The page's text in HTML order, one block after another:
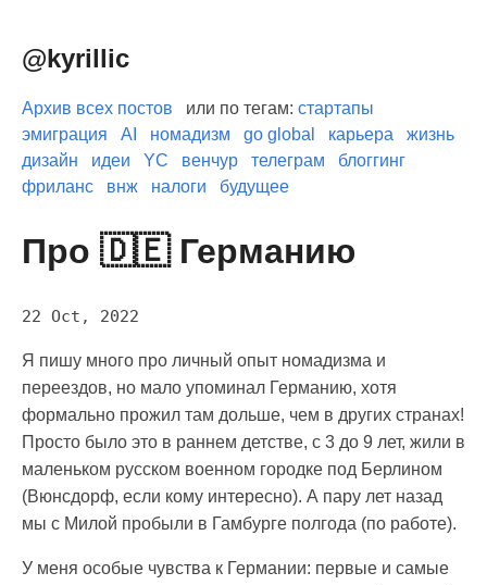
@kyrillic
Архив всех постов или по тегам: стартапы
эмиграция
AI номадизм go global карьера
жизнь
дизайн
идеи YC венчур телеграм
блоггинг
фриланс
внж налоги будущее
Про 🇩🇪 Германию
22 Oct, 2022
Я пишу много про личный опыт номадизма и
переездов, но мало упоминал Германию, хотя
формально прожил там дольше, чем в других странах!
Просто было это в раннем детстве, с 3 до 9 лет, жили в
маленьком русском военном городке под Берлином
(Вюнсдорф, если кому интересно). А пару лет назад
мы с Милой пробыли в Гамбурге полгода (по работе).
У меня особые чувства к Германии: первые и самые